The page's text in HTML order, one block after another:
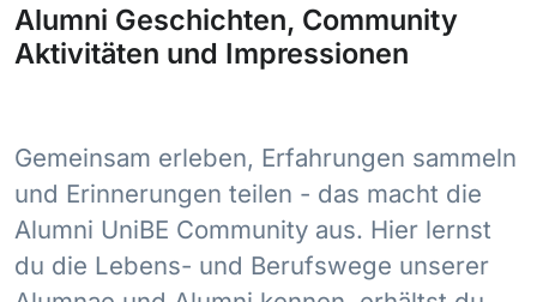
Alumni Geschichten, Community
Aktivitäten und Impressionen
Gemeinsam erleben, Erfahrungen sammeln
und Erinnerungen teilen - das macht die
Alumni UniBE Community aus. Hier lernst
du die Lebens- und Berufswege unserer